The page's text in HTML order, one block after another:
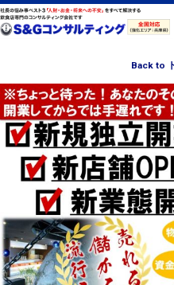
Back to